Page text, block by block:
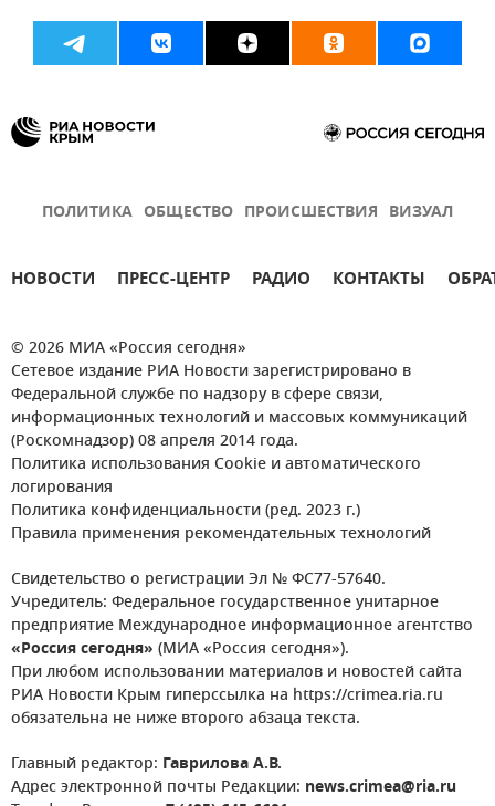
ПОЛИТИКА ОБЩЕСТВО ПРОИСШЕСТВИЯ ВИЗУАЛ
НОВОСТИ ПРЕСС-ЦЕНТР РАДИО КОНТАКТЫ
© 2026 МИА «Россия сегодня»
Сетевое издание РИА Новости зарегистрировано в
Федеральной службе по надзору в сфере связи,
информационных технологий и массовых коммуникаций
(Роскомнадзор) 08 апреля 2014 года.
Политика использования Cookie и автоматического
логирования
Политика конфиденциальности (ред. 2023 г.)
Правила применения рекомендательных технологий
Свидетельство о регистрации Эл № ФС77-57640.
Учредитель: Федеральное государственное унитарное
предприятие Международное информационное агентство
«Россия сегодня» (МИА «Россия сегодня»).
При любом использовании материалов и новостей сайта
РИА Новости Крым гиперссылка на https://crimea.ria.ru
обязательна не ниже второго абзаца текста.
Главный редактор: Гаврилова А.В.
Адрес электронной почты Редакции: news.crimea@ria.ru